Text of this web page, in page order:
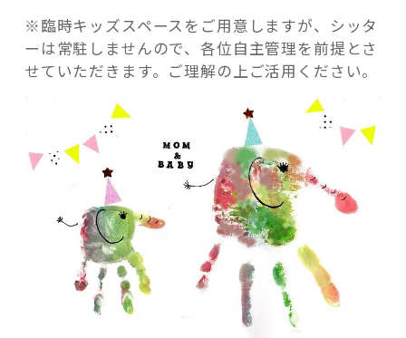
※臨時キッズスペースをご用意しますが、シッタ
ーは常駐しませんので、各位自主管理を前提とさ
せていただきます。ご理解の上ご活用ください。